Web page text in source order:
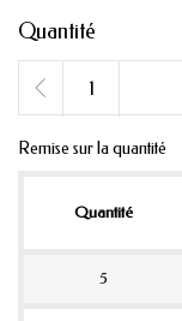
Quantité
Remise sur la quantité
Quantité
5